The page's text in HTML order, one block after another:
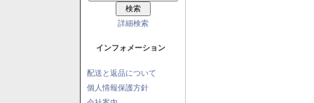
詳細検索
インフォメーション
配送と返品について
個人情報保護方針